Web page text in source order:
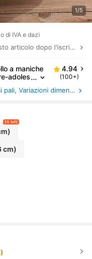
1/5
di IVA e dazi
articolo dopo l'iscrizione.
a maniche
adoles
4.94
(100+)
dei tessuti dopo il lavaggio domestico
16 left
cm)